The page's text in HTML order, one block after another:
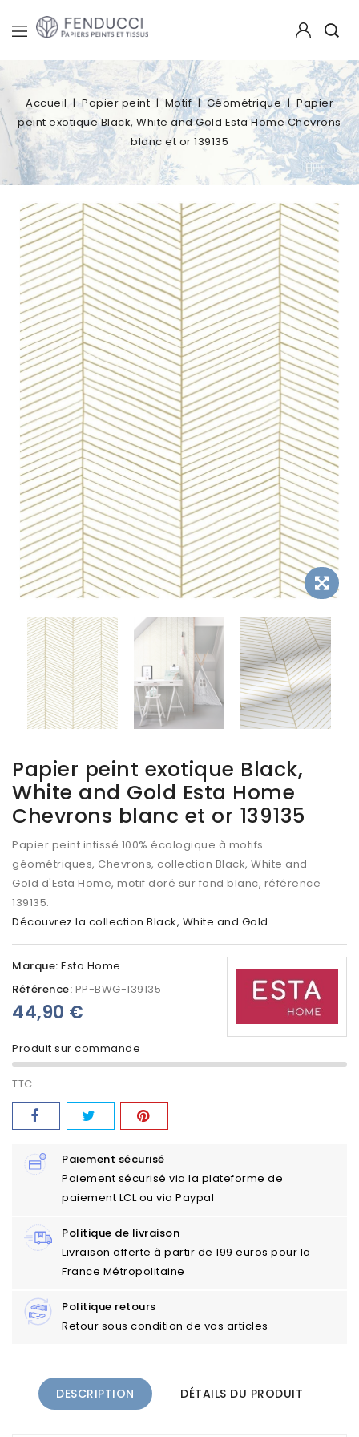
Accueil Papier peint Motif Géométrique
Papier
peint exotique Black, White and Gold Esta Home Chevrons
blanc et or 139135
Papier peint exotique Black,
White and Gold Esta Home
Chevrons blanc et or 139135
Papier peint intissé 100% écologique à motifs
géométriques, Chevrons, collection Black, White and
Gold d'Esta Home, motif doré sur fond blanc, référence
139135.
Découvrez la collection Black, White and Gold
Marque: Esta Home
Référence: PP-BWG-139135
Produit sur commande
44,90 €
TTC
Paiement sécurisé
Paiement sécurisé via la plateforme de
paiement LCL ou via Paypal
Politique de livraison
Livraison offerte à partir de 199 euros pour la
France Métropolitaine
Politique retours
Retour sous condition de vos articles
DESCRIPTION DÉTAILS DU PRODUIT